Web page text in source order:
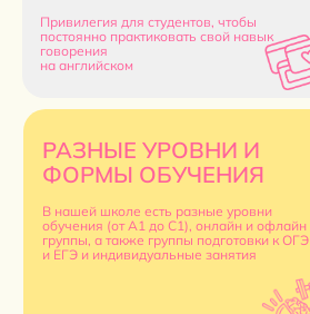
Привилегия для студентов, чтобы
постоянно практиковать свой навык
говорения
на английском
РАЗНЫЕ УРОВНИ И
ФОРМЫ ОБУЧЕНИЯ
В нашей школе есть разные уровни
обучения (от А1 до С1), онлайн и офлайн
группы, а также группы подготовки к ОГЭ
и ЕГЭ и индивидуальные занятия